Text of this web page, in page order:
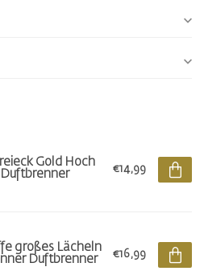
Gold Hoch
€14,99
großes Lächeln
Duftbrenner
€16,99